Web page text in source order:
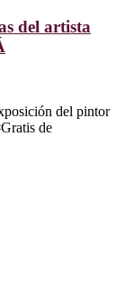
del artista
del pintor
de